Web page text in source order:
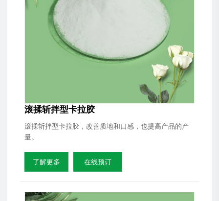
滚揉斩拌型卡拉胶
滚揉斩拌型卡拉胶，改善质地和口感，也提高产品的产
量。
了解更多 在线预订